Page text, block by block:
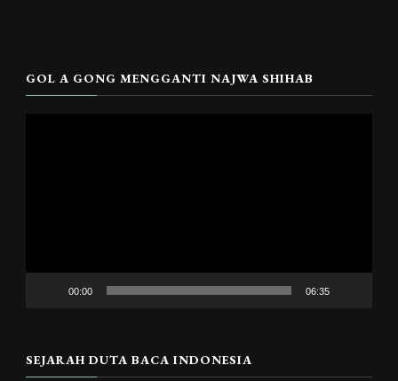
GOL A GONG MENGGANTI NAJWA SHIHAB
00:00 06:35
SEJARAH DUTA BACA INDONESIA